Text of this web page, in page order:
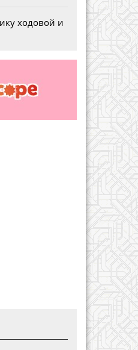
ходовой и